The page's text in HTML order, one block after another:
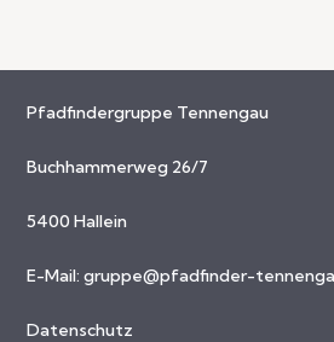
Pfadfindergruppe Tennengau
Buchhammerweg 26/7
5400 Hallein
E-Mail:gruppe@pfadfinder-
Datenschutz